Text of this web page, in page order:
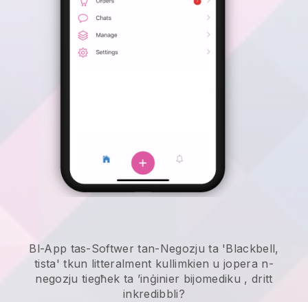
Bl-App tas-Softwer tan-Negozju ta 'Blackbell,
tista' tkun litteralment kullimkien ujopera n-
negozju tiegħek ta ’inġinier bijomediku , dritt
inkredibbli?